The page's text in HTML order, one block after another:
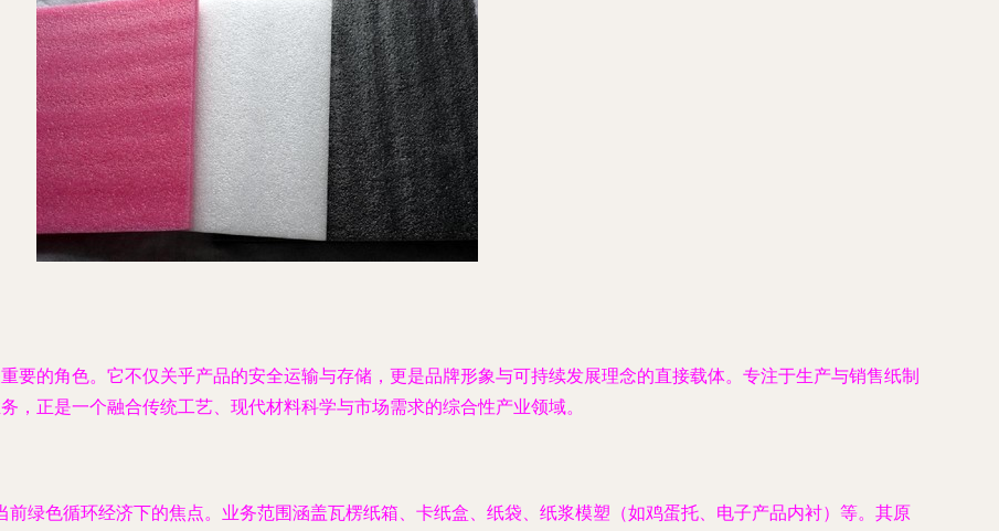
要的角色。它不仅关乎产品的安全运输与存储，更是品牌形象与可持续发展理念的直接载体。专注于生产与销售纸制
，正是一个融合传统工艺、现代材料科学与市场需求的综合性产业领域。
前绿色循环经济下的焦点。业务范围涵盖瓦楞纸箱、卡纸盒、纸袋、纸浆模塑（如鸡蛋托、电子产品内衬）等。其原